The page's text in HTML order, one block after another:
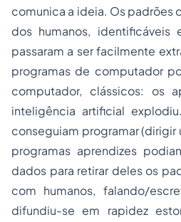
comunica a ideia. Os padrões
dos humanos, identificáveis
passaram a ser facilmente
programas de computador
computador, clássicos: os
inteligência artificial
conseguiam programar (dirigir
programas aprendizes
dados para retirar deles os
com humanos, falando/
difundiu-se em rapidez